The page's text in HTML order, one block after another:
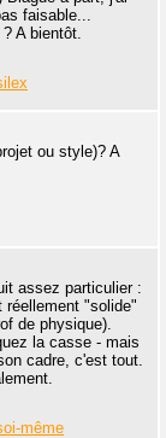
faisable...
A bientôt.
ou style)? A
assez particulier :
"solide"
de physique).
la casse - mais
cadre, c'est tout.
même